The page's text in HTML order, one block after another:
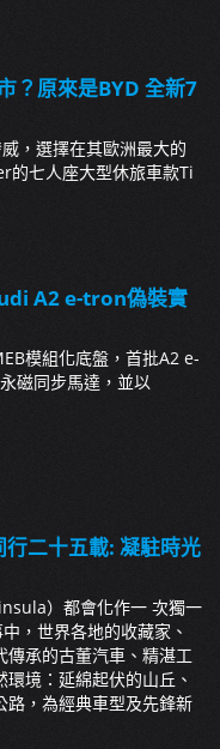
？原來是BYD 全新7
，選擇在其歐洲最大的
的七人座大型休旅車款Ti
A2 e-tron偽裝實
模組化底盤，首批A2 e-
磁同步馬達，並以
二十五載: 凝駐時光
）都會化作一 次獨一
，世界各地的收藏家、
承的古董汽車、精湛工
境：延綿起伏的山丘、
路，為經典車型及先鋒新